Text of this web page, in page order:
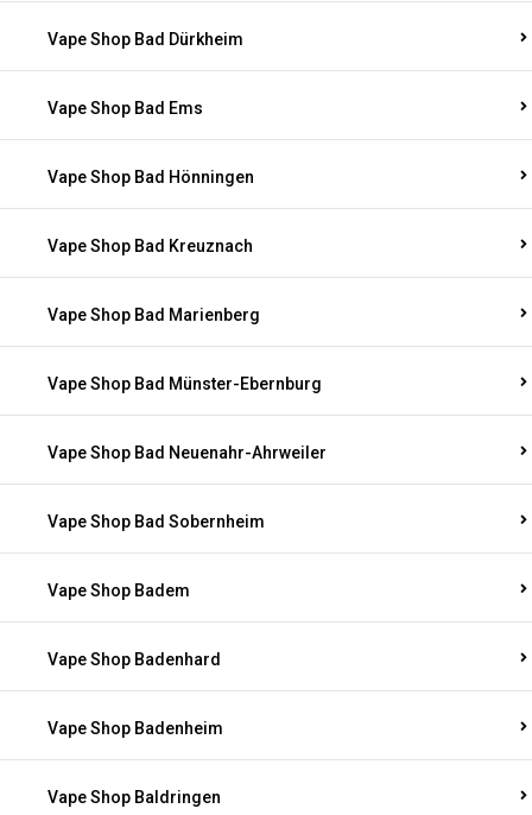
Vape Shop Bad Dürkheim
Vape Shop Bad Ems
Vape Shop Bad Hönningen
Vape Shop Bad Kreuznach
Vape Shop Bad Marienberg
Vape Shop Bad Münster-Ebernburg
Vape Shop Bad Neuenahr-Ahrweiler
Vape Shop Bad Sobernheim
Vape Shop Badem
Vape Shop Badenhard
Vape Shop Badenheim
Vape Shop Baldringen